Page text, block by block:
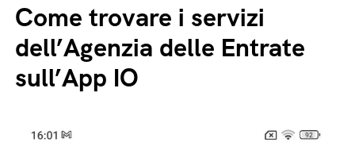
Come trovare i servizi
dell’Agenzia delle Entrate
sull’App IO